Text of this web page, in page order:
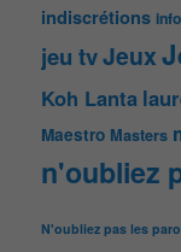
indiscrétions info
jeu tvJeux
Koh Lanta
Maestro Masters
n'oubliez
N'oubliez pas les